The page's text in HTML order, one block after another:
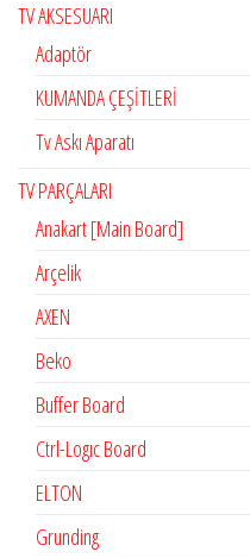
TV AKSESUARI
Adaptör
KUMANDA ÇEŞİTLERİ
Tv Askı Aparatı
TV PARÇALARI
Anakart [Main Board]
Arçelik
AXEN
Beko
Buffer Board
Ctrl-Logıc Board
ELTON
Grunding